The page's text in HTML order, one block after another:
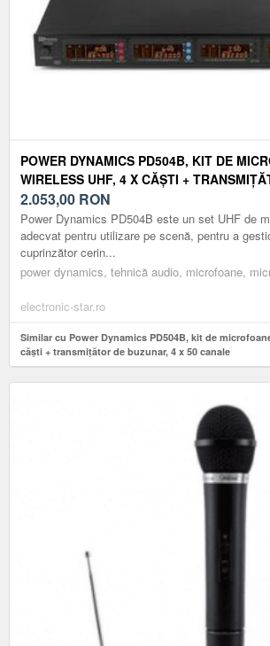
POWER DYNAMICS PD504B, KIT DE
WIRELESS UHF, 4 X CĂȘTI +
BUZUNAR, 4 X 50 CANALE
2.053,00 RON
Power Dynamics PD504B este un set UHF de
adecvat pentru utilizare pe scenă, pentru a
cuprinzător cerin...
power dynamics, tehnică audio, microfoane,
electronic-star.ro
Similar cu Power Dynamics PD504B, kit de
căști + transmițător de buzunar, 4 x 50 canale